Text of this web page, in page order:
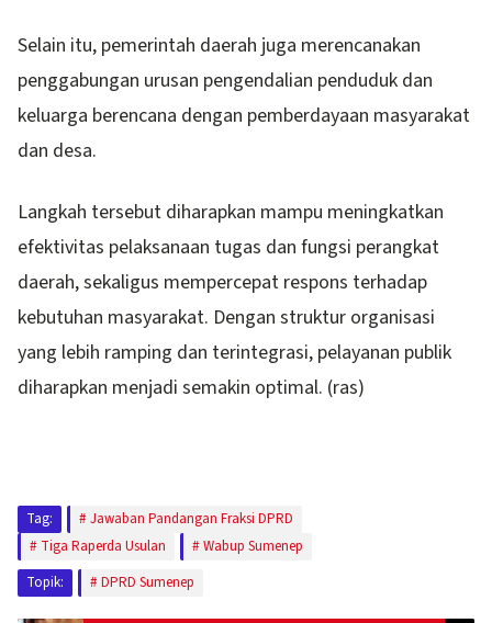
Selain itu, pemerintah daerah juga merencanakan
penggabungan urusan pengendalian penduduk dan
keluarga berencana dengan pemberdayaan masyarakat
dan desa.
Langkah tersebut diharapkan mampu meningkatkan
efektivitas pelaksanaan tugas dan fungsi perangkat
daerah, sekaligus mempercepat respons terhadap
kebutuhan masyarakat. Dengan struktur organisasi
yang lebih ramping dan terintegrasi, pelayanan publik
diharapkan menjadi semakin optimal. (ras)
Tag:
Jawaban Pandangan Fraksi DPRD
Tiga Raperda Usulan
Wabup Sumenep
Topik:
DPRD Sumenep